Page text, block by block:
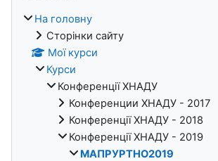
На головну
Сторінки сайту
Мої курси
Курси
Конференції ХНАДУ
Конференции ХНАДУ - 2017
Конференції ХНАДУ - 2018
Конференції ХНАДУ - 2019
МАПРУРТНО2019